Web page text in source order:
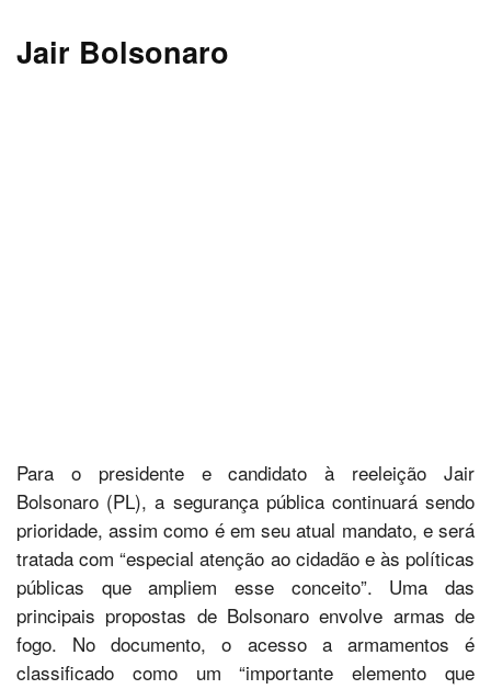
Jair Bolsonaro
Para o presidente e candidato à reeleição Jair
Bolsonaro (PL), a segurança pública continuará sendo
prioridade, assim como é em seu atual mandato, e será
tratada com “especial atenção ao cidadão e às políticas
públicas que ampliem esse conceito”. Uma das
principais propostas de Bolsonaro envolve armas de
fogo. No documento, o acesso a armamentos é
classificado como um “importante elemento que